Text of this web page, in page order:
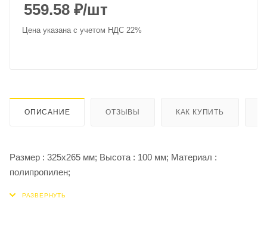
559.58 ₽/шт
Цена указана с учетом НДС 22%
ОПИСАНИЕ ОТЗЫВЫ КАК КУПИТЬ
Размер : 325х265 мм; Высота : 100 мм; Материал :
полипропилен;